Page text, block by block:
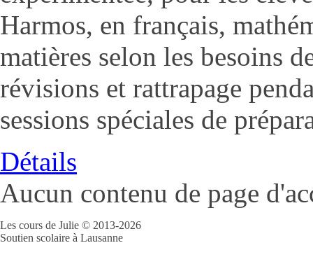
Harmos, en français,
matières selon les besoins
révisions et rattrapage
sessions spéciales de
Détails
Aucun contenu de page
Les cours de Julie © 2013-2026
Soutien scolaire à Lausanne